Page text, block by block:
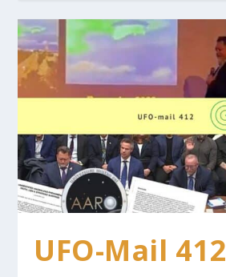
UFO-Mail 412